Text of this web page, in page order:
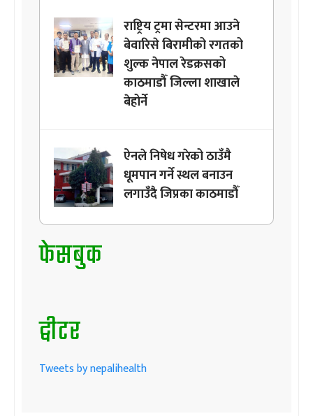
राष्ट्रिय ट्रमा सेन्टरमा आउने
बेवारिसे बिरामीको रगतको
शुल्क नेपाल रेडक्रसको
काठमाडौँ जिल्ला शाखाले
बेहोर्ने
ऐनले निषेध गरेको ठाउँमै
धूमपान गर्ने स्थल बनाउन
लगाउँदै जिप्रका काठमाडौँ
फेसबुक
ट्वीटर
Tweets by nepalihealth